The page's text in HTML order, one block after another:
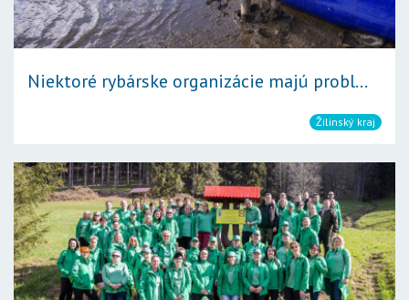
Niektoré rybárske organizácie majú probl...
Žilinský kraj